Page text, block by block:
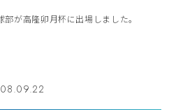
部が高隆卯月杯に出場しました。